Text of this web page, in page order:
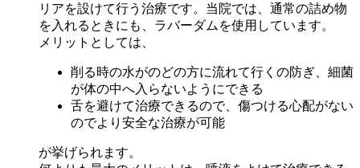
リアを設けて行う治療です。当院では、通常の詰め物
を入れるときにも、ラバーダムを使用しています。
メリットとしては、
削る時の水がのどの方に流れて行くの防ぎ、細菌
が体の中へ入らないようにできる
舌を避けて治療できるので、傷つける心配がない
のでより安全な治療が可能
が挙げられます。